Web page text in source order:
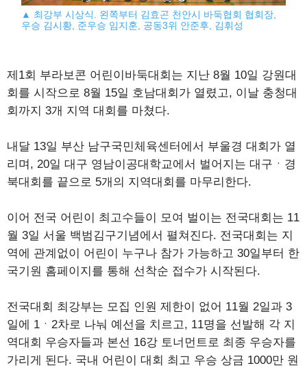
▲ 최강부 시상식. 왼쪽부터 김효곤 천안시 바둑협회 협회장,
우승 김시황, 준우승 임지훈, 공동3위 안준후, 김휘성
제1회 부라보콘 어린이바둑대회는 지난 8월 10일 강원대
회를 시작으로 8월 15일 호남대회가 열렸고, 이날 충청대
회까지 3개 지역 대회를 마쳤다.
내달 13일 부산 남구국민체육센터에서 부울경 대회가 열
리며, 20일 대구 영남이공대학교에서 벌어지는 대구ㆍ경
북대회를 끝으로 5개의 지역대회를 마무리한다.
이어 전국 어린이 최고수들이 모여 벌이는 전국대회는 11
월 3일 서울 백범김구기념에서 펼쳐진다. 전국대회는 지
역에 관계없이 어린이 누구나 참가 가능하고 30일부터 한
국기원 홈페이지를 통해 선착순 접수가 시작된다.
전국대회 최강부는 모집 인원 제한이 없어 11월 2일과 3
일에 1ㆍ2차로 나눠 예선을 치르고, 11명을 선발해 각 지
역대회 우승자들과 본선 16강 토너먼트로 최종 우승자를
가리게 된다. 국내 어린이 대회 최고 우승 상금 1000만 원